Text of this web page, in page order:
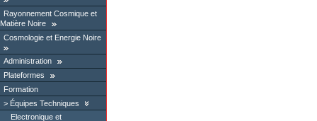
Rayonnement Cosmique et
Matière Noire
Cosmologie et Energie Noire
Administration
Plateformes
Formation
Équipes Techniques
Electronique et